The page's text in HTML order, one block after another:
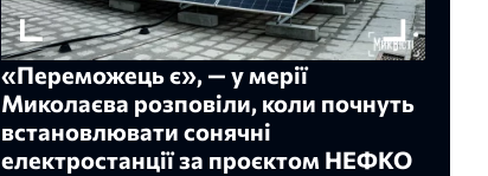
«Переможець є», — у мерії
Миколаєва розповіли, коли почнуть
встановлювати сонячні
електростанції за проєктом НЕФКО